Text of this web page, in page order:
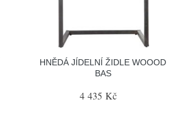
HNĚDÁ JÍDELNÍ ŽIDLE WOOOD
BAS
4 435 Kč